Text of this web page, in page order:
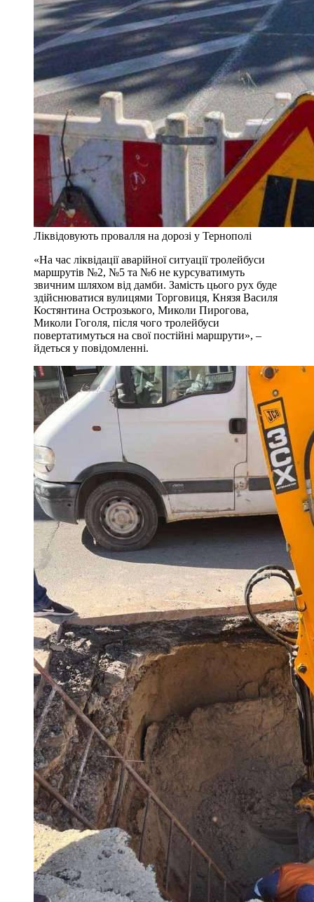
Ліквідовують провалля на дорозі у Тернополі
«На час ліквідації аварійної ситуації тролейбуси
маршрутів №2, №5 та №6 не курсуватимуть
звичним шляхом від дамби. Замість цього рух буде
здійснюватися вулицями Торговиця, Князя Василя
Костянтина Острозького, Миколи Пирогова,
Миколи Гоголя, після чого тролейбуси
повертатимуться на свої постійні маршрути», –
йдеться у повідомленні.